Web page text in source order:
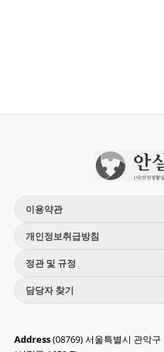
이용약관
개인정보취급방침
정관 및 규정
담당자 찾기
Address(08769) 서울특별시 관악